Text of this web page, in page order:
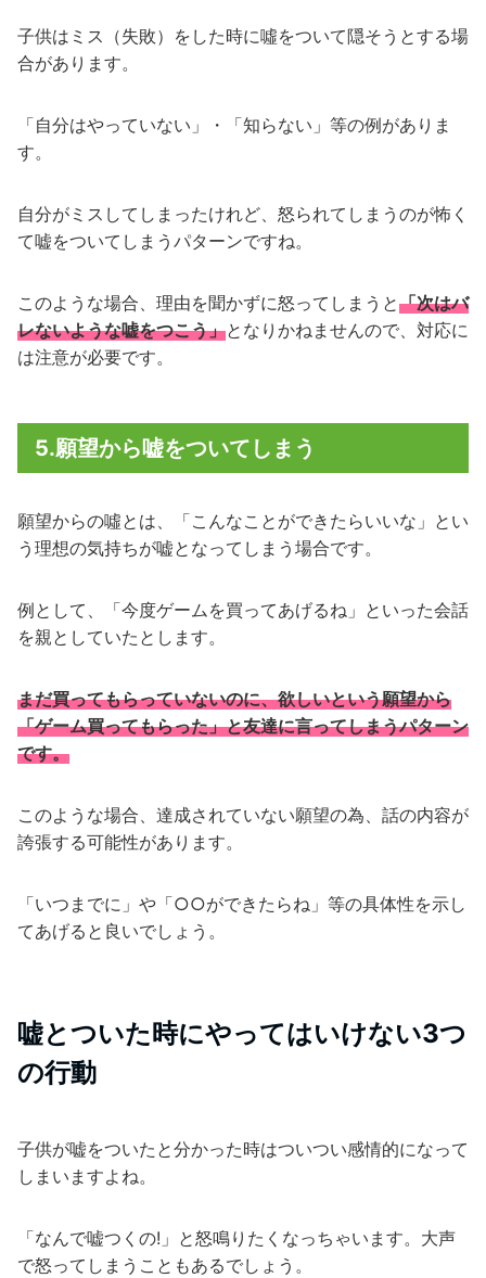
子供はミス（失敗）をした時に噓をついて隠そうとする場
合があります。
「自分はやっていない」・「知らない」等の例がありま
す。
自分がミスしてしまったけれど、怒られてしまうのが怖く
て嘘をついてしまうパターンですね。
このような場合、理由を聞かずに怒ってしまうと「次はバ
レないような嘘をつこう」となりかねませんので、対応に
は注意が必要です。
5.願望から嘘をついてしまう
願望からの噓とは、「こんなことができたらいいな」とい
う理想の気持ちが嘘となってしまう場合です。
例として、「今度ゲームを買ってあげるね」といった会話
を親としていたとします。
まだ買ってもらっていないのに、欲しいという願望から
「ゲーム買ってもらった」と友達に言ってしまうパターン
です。
このような場合、達成されていない願望の為、話の内容が
誇張する可能性があります。
「いつまでに」や「○○ができたらね」等の具体性を示し
てあげると良いでしょう。
嘘とついた時にやってはいけない3つ
の行動
子供が嘘をついたと分かった時はついつい感情的になって
しまいますよね。
「なんで嘘つくの!」と怒鳴りたくなっちゃいます。大声
で怒ってしまうこともあるでしょう。